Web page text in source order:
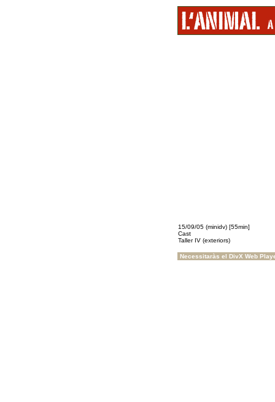
15/09/05 (minidv) [55min]
Cast
Taller IV (exteriors)
Necessitaràs el DivX Web